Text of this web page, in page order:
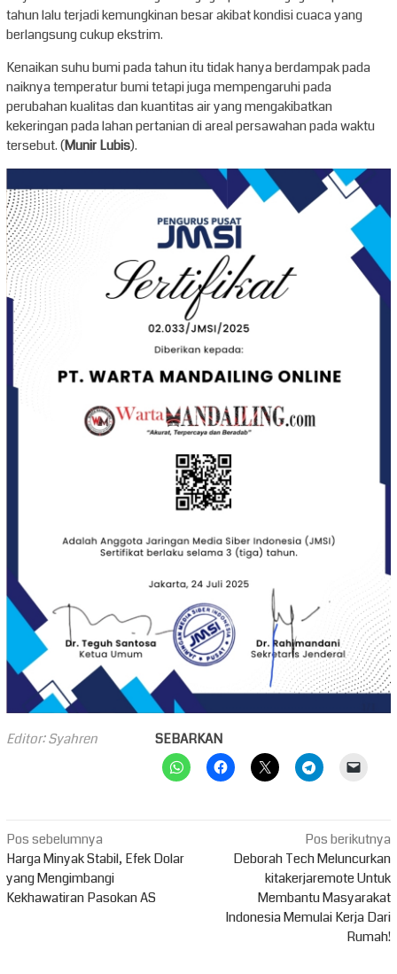
tahun lalu terjadi kemungkinan besar akibat kondisi cuaca yang
berlangsung cukup ekstrim.
Kenaikan suhu bumi pada tahun itu tidak hanya berdampak pada
naiknya temperatur bumi tetapi juga mempengaruhi pada
perubahan kualitas dan kuantitas air yang mengakibatkan
kekeringan pada lahan pertanian di areal persawahan pada waktu
tersebut. (Munir Lubis).
Editor: Syahren SEBARKAN
Navigasi
pos
Pos sebelumnya
Harga Minyak Stabil, Efek Dolar
yang Mengimbangi
Kekhawatiran Pasokan AS
Pos berikutnya
Deborah Tech Meluncurkan
kitakerjaremote Untuk
Membantu Masyarakat
Indonesia Memulai Kerja Dari
Rumah!